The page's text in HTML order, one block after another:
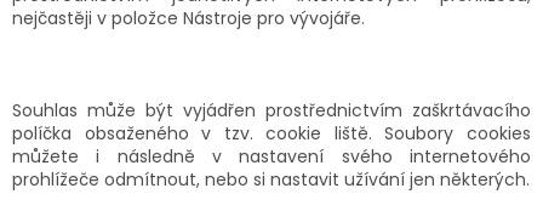
nejčastěji v položce Nástroje pro vývojáře.
Souhlas může být vyjádřen prostřednictvím zaškrtávacího
políčka obsaženého v tzv. cookie liště. Soubory cookies
můžete i následně v nastavení svého internetového
prohlížeče odmítnout, nebo si nastavit užívání jen některých.